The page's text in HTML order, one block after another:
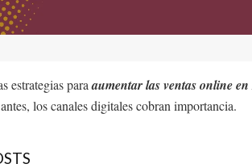
estrategias paraaumentar las ventas online
los canales digitales cobran importancia.